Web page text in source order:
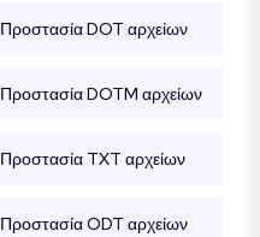
Προστασία DOT αρχείων
Προστασία DOTM αρχείων
Προστασία TXT αρχείων
Προστασία ODT αρχείων